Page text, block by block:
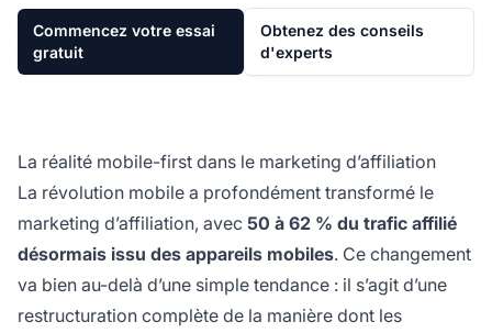
Commencez votre essai
gratuit
Obtenez des conseils
d'experts
La réalité mobile-first dans le marketing d’affiliation
La révolution mobile a profondément transformé le
marketing d’affiliation, avec 50 à 62 % du trafic affilié
désormais issu des appareils mobiles. Ce changement
va bien au-delà d’une simple tendance : il s’agit d’une
restructuration complète de la manière dont les